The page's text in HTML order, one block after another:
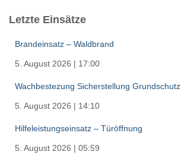
Letzte Einsätze
Brandeinsatz – Waldbrand
5. August 2026 | 17:00
Wachbestezung Sicherstellung Grundschutz
5. August 2026 | 14:10
Hilfeleistungseinsatz – Türöffnung
5. August 2026 | 05:59